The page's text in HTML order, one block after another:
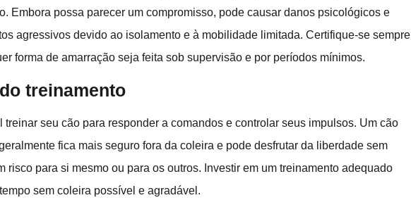
Embora possa parecer um compromisso, pode causar danos psicológicos e
agressivos devido ao isolamento e à mobilidade limitada. Certifique-se sempre
forma de amarração seja feita sob supervisão e por períodos mínimos.
treinamento
treinar seu cão para responder a comandos e controlar seus impulsos. Um cão
fica mais seguro fora da coleira e pode desfrutar da liberdade sem
risco para si mesmo ou para os outros. Investir em um treinamento adequado
sem coleira possível e agradável.